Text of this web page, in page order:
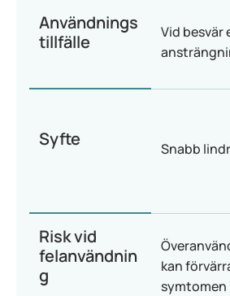
Användnings
tillfälle
Vid besvär
Syfte Snabb
Risk vid
felanvändnin
g
kan
symtomen